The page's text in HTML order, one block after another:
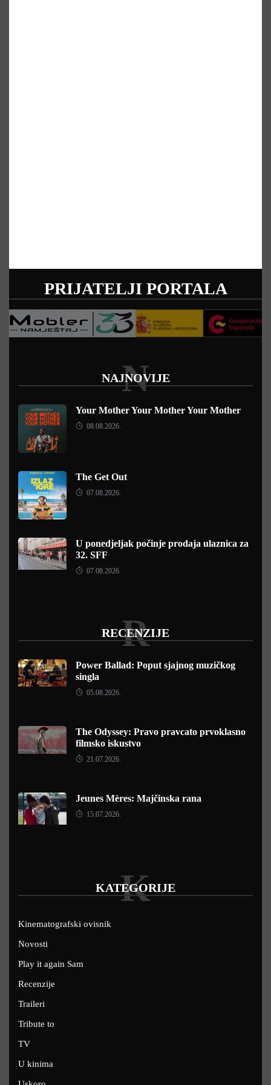
PRIJATELJI PORTALA
NAJNOVIJE
N
Your Mother Your Mother Your Mother
08.08.2026.
The Get Out
07.08.2026.
U ponedjeljak počinje prodaja ulaznica za
32. SFF
07.08.2026.
RECENZIJE
R
Power Ballad: Poput sjajnog muzičkog
singla
05.08.2026.
The Odyssey: Pravo pravcato prvoklasno
filmsko iskustvo
21.07.2026.
Jeunes Mères: Majčinska rana
15.07.2026.
KATEGORIJE
K
Kinematografski ovisnik
Novosti
Play it again Sam
Recenzije
Traileri
Tribute to
TV
U kinima